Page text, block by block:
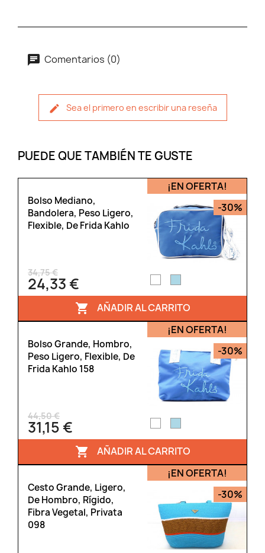
Comentarios (0)
Sea el primero en escribir una reseña
PUEDE QUE TAMBIÉN TE GUSTE
Bolso Mediano,
Bandolera, Peso Ligero,
Flexible, De Frida Kahlo
34,75 €
24,33 €
¡EN OFERTA!
-30%
 AÑADIR AL CARRITO
Bolso Grande, Hombro,
Peso Ligero, Flexible, De
Frida Kahlo 158
44,50 €
31,15 €
¡EN OFERTA!
-30%
 AÑADIR AL CARRITO
Cesto Grande, Ligero,
De Hombro, Rígido,
Fibra Vegetal, Privata
098
¡EN OFERTA!
-30%